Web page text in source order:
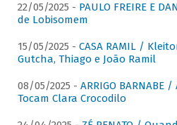
22/05/2025 - PAULO FREIRE E
de Lobisomem
15/05/2025 - CASA RAMIL /
Gutcha, Thiago e João Ramil
08/05/2025 - ARRIGO
Tocam Clara Crocodilo